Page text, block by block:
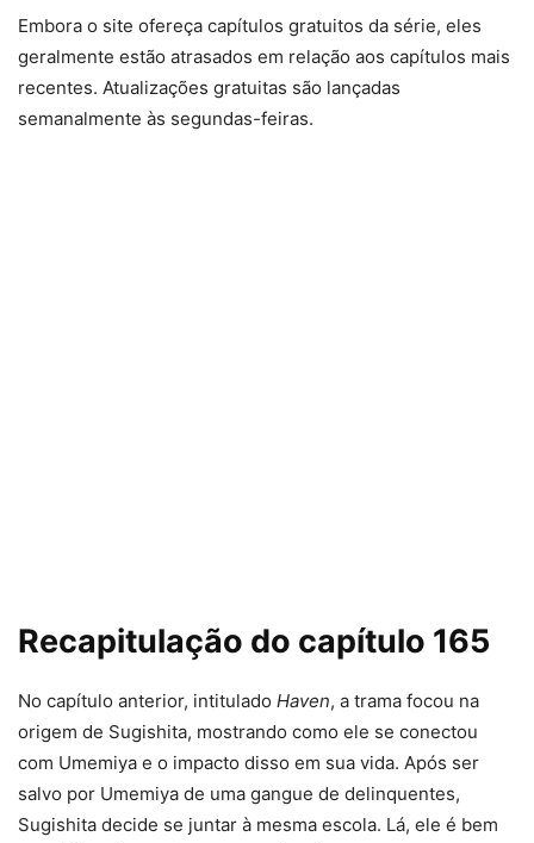
Embora o site ofereça capítulos gratuitos da série, eles
geralmente estão atrasados em relação aos capítulos mais
recentes. Atualizações gratuitas são lançadas
semanalmente às segundas-feiras.
Recapitulação do capítulo 165
No capítulo anterior, intitulado Haven, a trama focou na
origem de Sugishita, mostrando como ele se conectou
com Umemiya e o impacto disso em sua vida. Após ser
salvo por Umemiya de uma gangue de delinquentes,
Sugishita decide se juntar à mesma escola. Lá, ele é bem